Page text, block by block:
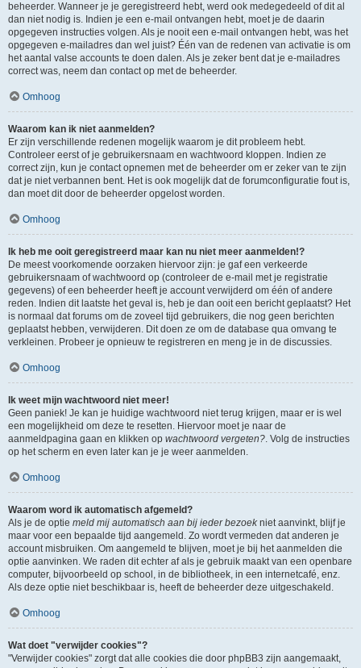
beheerder. Wanneer je je geregistreerd hebt, werd ook medegedeeld of dit al
dan niet nodig is. Indien je een e-mail ontvangen hebt, moet je de daarin
opgegeven instructies volgen. Als je nooit een e-mail ontvangen hebt, was het
opgegeven e-mailadres dan wel juist? Één van de redenen van activatie is om
het aantal valse accounts te doen dalen. Als je zeker bent dat je e-mailadres
correct was, neem dan contact op met de beheerder.
Omhoog
Waarom kan ik niet aanmelden?
Er zijn verschillende redenen mogelijk waarom je dit probleem hebt.
Controleer eerst of je gebruikersnaam en wachtwoord kloppen. Indien ze
correct zijn, kun je contact opnemen met de beheerder om er zeker van te zijn
dat je niet verbannen bent. Het is ook mogelijk dat de forumconfiguratie fout is,
dan moet dit door de beheerder opgelost worden.
Omhoog
Ik heb me ooit geregistreerd maar kan nu niet meer aanmelden!?
De meest voorkomende oorzaken hiervoor zijn: je gaf een verkeerde
gebruikersnaam of wachtwoord op (controleer de e-mail met je registratie
gegevens) of een beheerder heeft je account verwijderd om één of andere
reden. Indien dit laatste het geval is, heb je dan ooit een bericht geplaatst? Het
is normaal dat forums om de zoveel tijd gebruikers, die nog geen berichten
geplaatst hebben, verwijderen. Dit doen ze om de database qua omvang te
verkleinen. Probeer je opnieuw te registreren en meng je in de discussies.
Omhoog
Ik weet mijn wachtwoord niet meer!
Geen paniek! Je kan je huidige wachtwoord niet terug krijgen, maar er is wel
een mogelijkheid om deze te resetten. Hiervoor moet je naar de
aanmeldpagina gaan en klikken op wachtwoord vergeten?. Volg de instructies
op het scherm en even later kan je je weer aanmelden.
Omhoog
Waarom word ik automatisch afgemeld?
Als je de optie meld mij automatisch aan bij ieder bezoekniet aanvinkt, blijf je
maar voor een bepaalde tijd aangemeld. Zo wordt vermeden dat anderen je
account misbruiken. Om aangemeld te blijven, moet je bij het aanmelden die
optie aanvinken. We raden dit echter af als je gebruik maakt van een openbare
computer, bijvoorbeeld op school, in de bibliotheek, in een internetcafé, enz.
Als deze optie niet beschikbaar is, heeft de beheerder deze uitgeschakeld.
Omhoog
Wat doet "verwijder cookies"?
"Verwijder cookies" zorgt dat alle cookies die door phpBB3 zijn aangemaakt,